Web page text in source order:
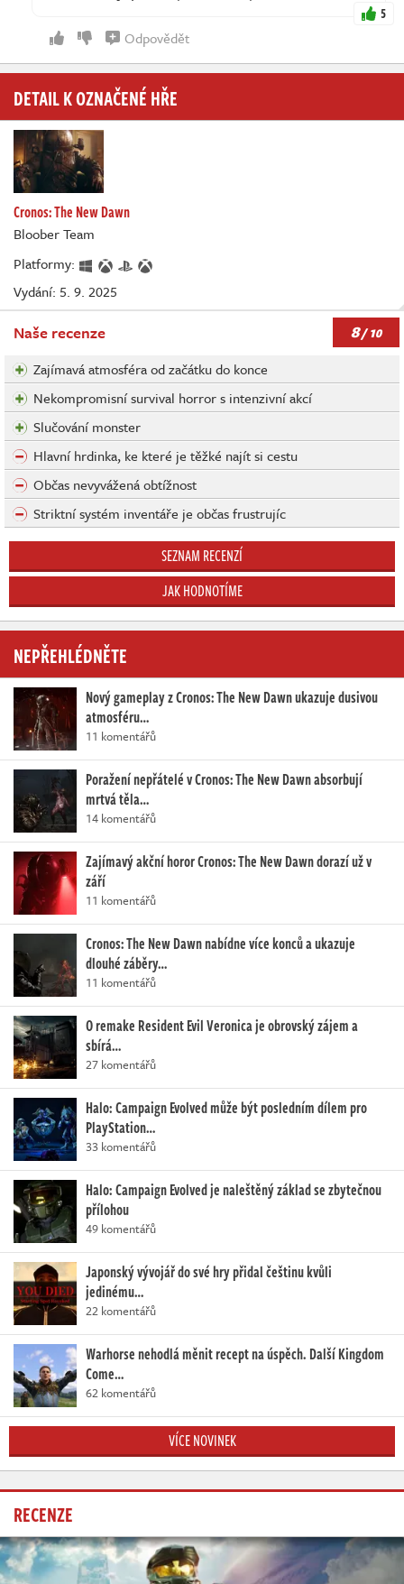
5
Odpovědět
DETAIL K OZNAČENÉ HŘE
Cronos: The New Dawn
Bloober Team
Platformy:
Vydání: 5. 9. 2025
Naše recenze 8/ 10
Zajímavá atmosféra od začátku do konce
Nekompromisní survival horror s intenzivní akcí
Slučování monster
Hlavní hrdinka, ke které je těžké najít si cestu
Občas nevyvážená obtížnost
Striktní systém inventáře je občas frustrujíc
SEZNAM RECENZÍ
JAK HODNOTÍME
NEPŘEHLÉDNĚTE
Nový gameplay z Cronos: The New Dawn ukazuje dusivou
atmosféru…
11 komentářů
Poražení nepřátelé v Cronos: The New Dawn absorbují
mrtvá těla…
14 komentářů
Zajímavý akční horor Cronos: The New Dawn dorazí už v
září
11 komentářů
Cronos: The New Dawn nabídne více konců a ukazuje
dlouhé záběry…
11 komentářů
O remake Resident Evil Veronica je obrovský zájem a
sbírá…
27 komentářů
Halo: Campaign Evolved může být posledním dílem pro
PlayStation…
33 komentářů
Halo: Campaign Evolved je naleštěný základ se zbytečnou
přílohou
49 komentářů
Japonský vývojář do své hry přidal češtinu kvůli
jedinému…
22 komentářů
Warhorse nehodlá měnit recept na úspěch. Další Kingdom
Come…
62 komentářů
VÍCE NOVINEK
RECENZE